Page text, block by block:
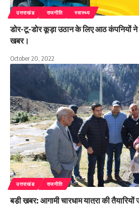
उत्तराखंड राजनीति स्वास्थ्य
डोर-टू-डोर कूड़ा उठान के लिए आठ कंपनियों ने
खबर।
October 20, 2022
उत्तराखंड राजनीति
बड़ी ख़बर: आगामी चारधाम यात्रा की